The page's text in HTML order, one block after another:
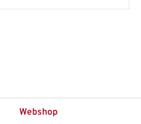
Webshop